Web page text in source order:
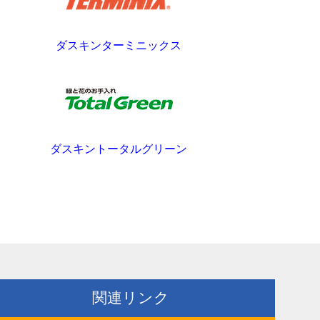
ダスキンターミニックス
ダスキントータルグリーン
関連リンク